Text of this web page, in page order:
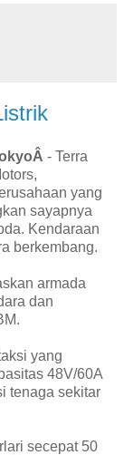
- Terra
yang
sayapnya
Kendaraan
berkembang.
armada
dan
yang
48V/60A
tenaga sekitar
secepat 50